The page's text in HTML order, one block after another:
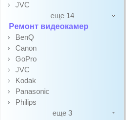
JVC
еще 14
Ремонт видеокамер
BenQ
Canon
GoPro
JVC
Kodak
Panasonic
Philips
еще 3